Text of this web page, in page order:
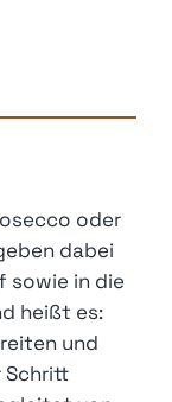
oder
dabei
sowie in die
heißt es:
und
Schritt